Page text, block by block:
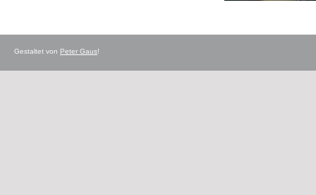
Gestaltet von Peter Gaus!